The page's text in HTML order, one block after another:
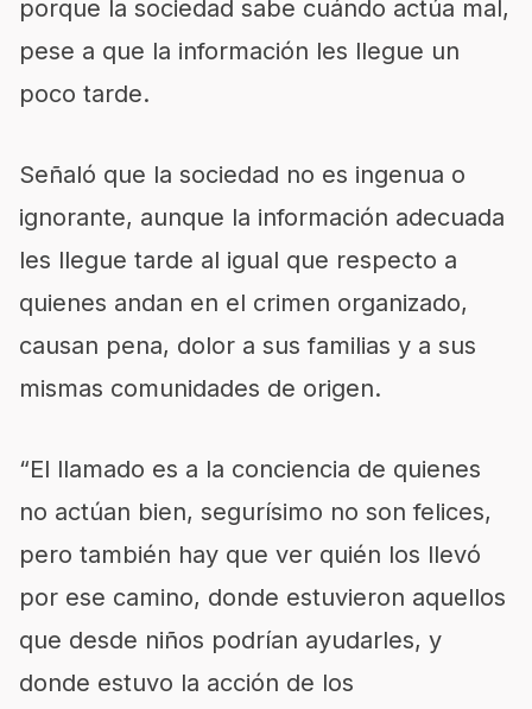
porque la sociedad sabe cuándo actúa mal,
pese a que la información les llegue un
poco tarde.
Señaló que la sociedad no es ingenua o
ignorante, aunque la información adecuada
les llegue tarde al igual que respecto a
quienes andan en el crimen organizado,
causan pena, dolor a sus familias y a sus
mismas comunidades de origen.
“El llamado es a la conciencia de quienes
no actúan bien, segurísimo no son felices,
pero también hay que ver quién los llevó
por ese camino, donde estuvieron aquellos
que desde niños podrían ayudarles, y
donde estuvo la acción de los